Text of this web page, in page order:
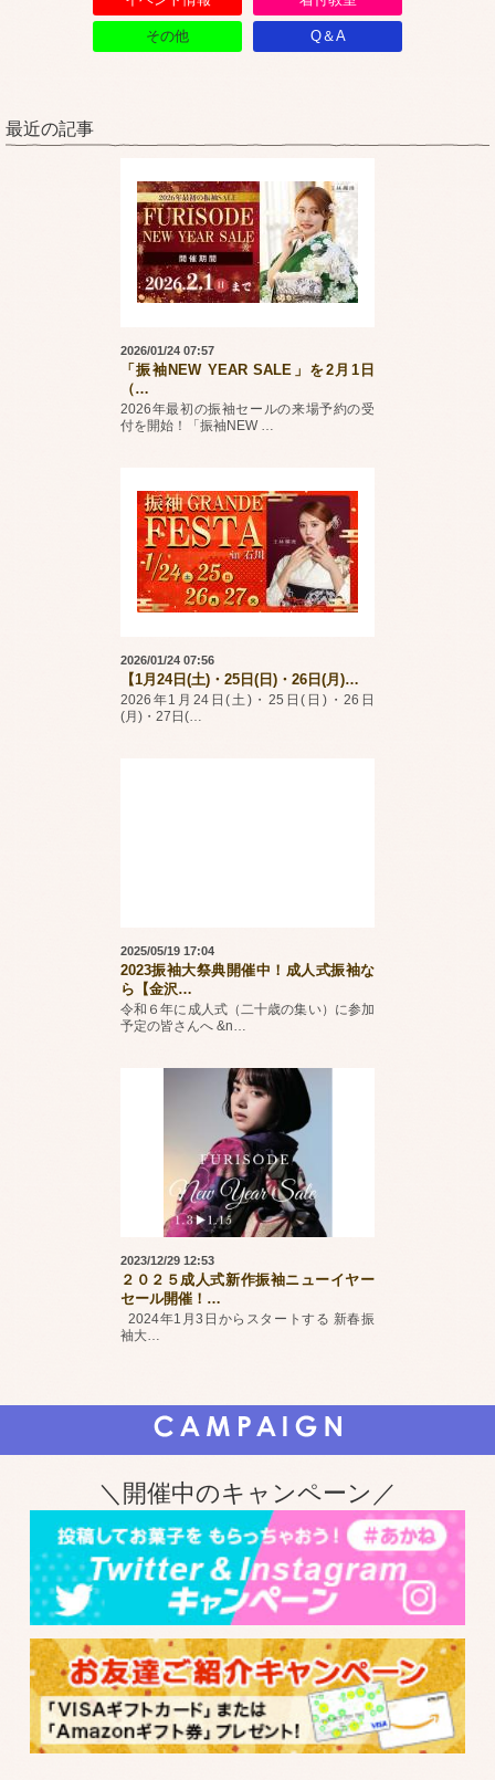
その他 Q＆A
最近の記事
2026/01/24 07:57
「振袖NEW YEAR SALE」を2月1日
（…
2026年最初の振袖セールの来場予約の受
付を開始！「振袖NEW …
2026/01/24 07:56
【1月24日(土)・25日(日)・26日(月)…
2026年1月24日(土)・25日(日)・26日
(月)・27日(…
2025/05/19 17:04
2023振袖大祭典開催中！成人式振袖な
ら【金沢…
令和６年に成人式（二十歳の集い）に参加
予定の皆さんへ &n…
2023/12/29 12:53
２０２５成人式新作振袖ニューイヤー
セール開催！ …
2024年1月3日からスタートする 新春振
袖大…
＼開催中のキャンペーン／